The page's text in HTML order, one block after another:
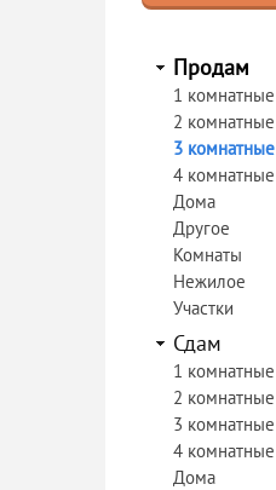
Продам
1 комнатные
2 комнатные
3 комнатные
4 комнатные
Дома
Другое
Комнаты
Нежилое
Участки
Сдам
1 комнатные
2 комнатные
3 комнатные
4 комнатные
Дома